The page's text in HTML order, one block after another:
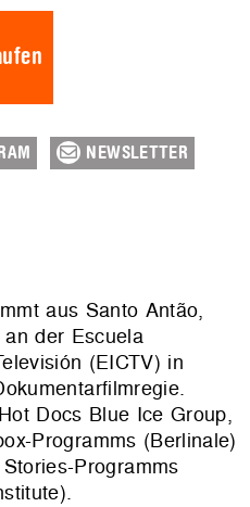
NEWSLETTER
aus Santo Antão,
der Escuela
(EICTV) in
Docs Blue Ice Group,
Programms (Berlinale)
Programms